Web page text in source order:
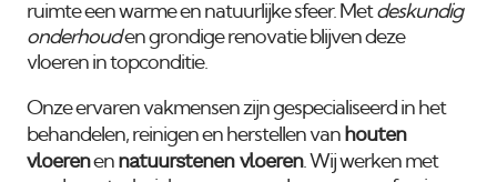
ruimte een warme en natuurlijke sfeer. Metdeskundig
onderhouden grondige renovatie blijven deze
vloeren in topconditie.
Onze ervaren vakmensen zijn gespecialiseerd in het
behandelen, reinigen en herstellen van houten
vloerenen natuurstenen vloeren. Wij werken met